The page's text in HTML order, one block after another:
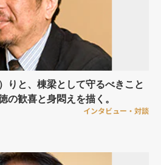
りと、棟梁として守るべきこと
歓喜と身悶えを描く。
インタビュー・対談